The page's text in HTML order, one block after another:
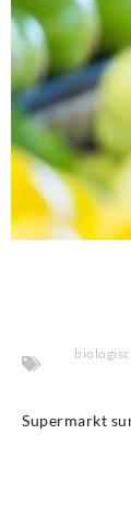
Supermarkt